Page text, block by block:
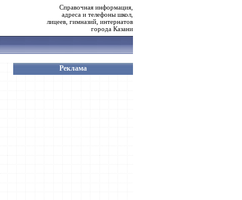
Справочная информация,
адреса и телефоны школ,
лицеев, гимназий, интернатов
города Казани
Реклама